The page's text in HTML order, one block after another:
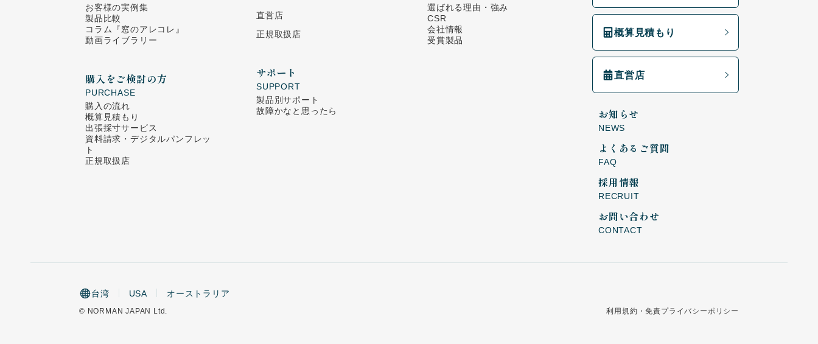
お客様の実例集
製品比較
コラム
『窓のアレコレ』
動画ライブラリー
購入をご検討の方
PURCHASE
購入の流れ
概算見積もり
出張採寸サービス
資料請求・デジタルパンフレッ
ト
正規取扱店
直営店
正規取扱店
サポート
SUPPORT
製品別サポート
故障かなと思ったら
選ばれる理由・強み
CSR
会社情報
受賞製品
概算見積もり
直営店
お知らせ
NEWS
よくあるご質問
FAQ
採用情報
RECRUIT
お問い合わせ
CONTACT
台湾 USA オーストラリア
© NORMAN JAPAN Ltd. 利用規約・免責プライバシーポリシー